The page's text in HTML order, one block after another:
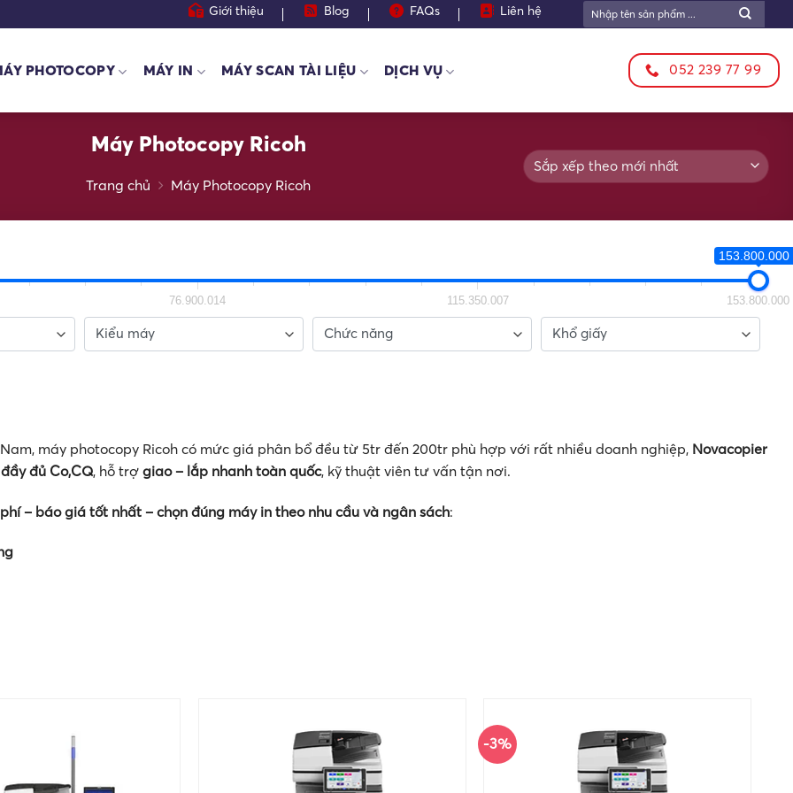
Giới thiệu Blog FAQs Liên hệ
kiếm:
PHOTOCOPY MÁY IN MÁY SCAN TÀI LIỆU DỊCH VỤ 052 239 77 99
Máy Photocopy Ricoh
Trang chủ Máy Photocopy Ricoh
153.800.000
76.900.014 115.350.007 153.800.000
máy photocopy Ricoh có mức giá phân bổ đều từ 5tr đến 200tr phù hợp với rất nhiều doanh nghiệp, Novacopier
đủ Co,CQ, hỗ trợ giao – lắp nhanh toàn quốc, kỹ thuật viên tư vấn tận nơi.
– báo giá tốt nhất – chọn đúng máy in theo nhu cầu và ngân sách:
-3%